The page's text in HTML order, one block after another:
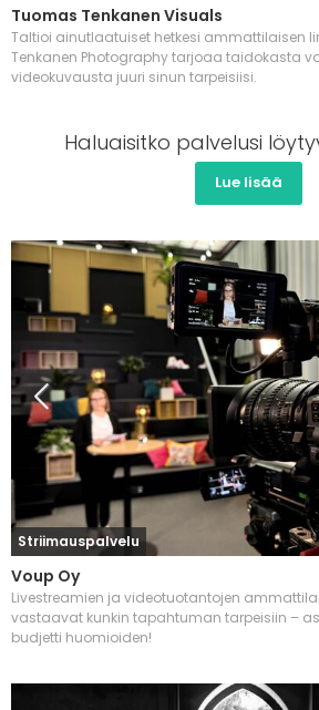
Tuomas Tenkanen Visuals
Taltioi ainutlaatuiset hetkesi ammattilaisen
Tenkanen Photography tarjoaa taidokasta
videokuvausta juuri sinun tarpeisiisi.
Haluaisitko palvelusi
Lue lisää
Striimauspalvelu
Voup Oy
Livestreamien ja videotuotantojen
vastaavat kunkin tapahtuman tarpeisiin –
budjetti huomioiden!